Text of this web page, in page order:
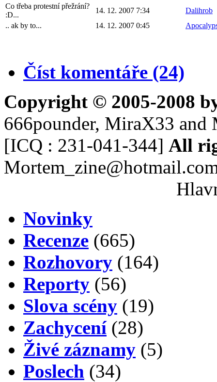
Co třeba protestní přežrání?
:D...
14. 12. 2007 7:34
Dalihrob
.. ak by to...
14. 12. 2007 0:45
Číst komentáře (24)
Copyright © 2005-2008
666pounder, MiraX33
[ICQ : 231-041-344] All
Novinky
Recenze (665)
Rozhovory (164)
Reporty (56)
Slova scény (19)
Zachycení (28)
Živé záznamy (5)
Poslech (34)